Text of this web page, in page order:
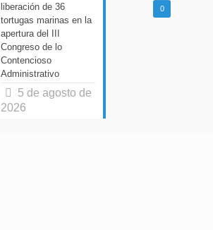
0
liberación de 36
tortugas marinas en la
apertura del III
Congreso de lo
Contencioso
Administrativo
5 de agosto de
2026